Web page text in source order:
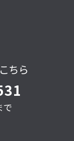
ちら
で